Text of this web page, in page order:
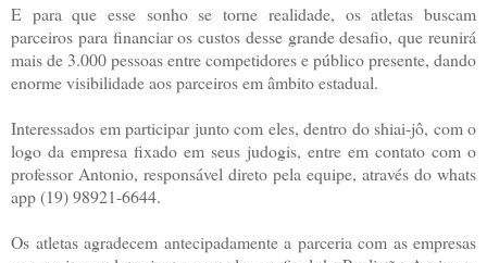
E para que esse sonho se torne realidade, os atletas buscam
parceiros para financiar os custos desse grande desafio, que reunirá
mais de 3.000 pessoas entre competidores e público presente, dando
enorme visibilidade aos parceiros em âmbito estadual.
Interessados em participar junto com eles, dentro do shiai-jô, com o
logo da empresa fixado em seus judogis, entre em contato com o
professor Antonio, responsável direto pela equipe, através do whats
app (19) 98921-6644.
Os atletas agradecem antecipadamente a parceria com as empresas